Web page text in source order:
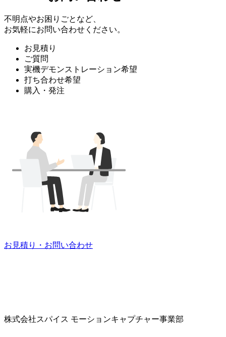
不明点やお困りごとなど、
お気軽にお問い合わせください。
お見積り
ご質問
実機デモンストレーション希望
打ち合わせ希望
購入・発注
お見積り・お問い合わせ
株式会社スパイス モーションキャプチャー事業部